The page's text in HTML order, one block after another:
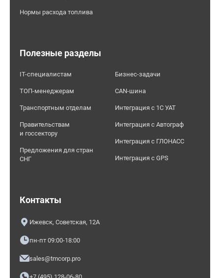
Нормы расхода топлива
Полезные разделы
IT-специалистам
ТОП-менеджерам
Транспортным отделам
Правительствам
и госсектору
Предложения для стран
СНГ
Бизнес-задачи
CAN-шина
Интеграция с 1С УАТ
Интеграция с Автограф
Интеграция с ГЛОНАСС
Интеграция с GPS
Контакты
Ижевск, Советская, 12А
пн-пт 09:00-18:00
sales@tmcorp.pro